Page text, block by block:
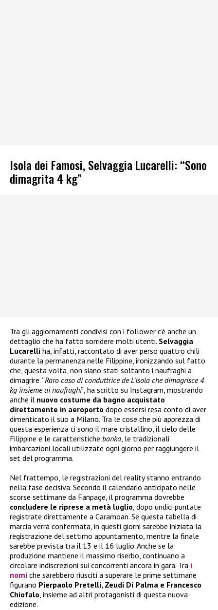
Isola dei Famosi, Selvaggia Lucarelli: “Sono
dimagrita 4 kg”
Tra gli aggiornamenti condivisi con i follower c’è anche un
dettaglio che ha fatto sorridere molti utenti. Selvaggia
Lucarelli ha, infatti, raccontato di aver perso quattro chili
durante la permanenza nelle Filippine, ironizzando sul fatto
che, questa volta, non siano stati soltanto i naufraghi a
dimagrire. “Raro caso di conduttrice de L’Isola che dimagrisce 4
kg insieme ai naufraghi“, ha scritto su Instagram, mostrando
anche il nuovo costume da bagno acquistato
direttamente in aeroporto dopo essersi resa conto di aver
dimenticato il suo a Milano. Tra le cose che più apprezza di
questa esperienza ci sono il mare cristallino, il cielo delle
Filippine e le caratteristiche banka, le tradizionali
imbarcazioni locali utilizzate ogni giorno per raggiungere il
set del programma.
Nel frattempo, le registrazioni del reality stanno entrando
nella fase decisiva. Secondo il calendario anticipato nelle
scorse settimane da Fanpage, il programma dovrebbe
concludere le riprese a metà luglio, dopo undici puntate
registrate direttamente a Caramoan. Se questa tabella di
marcia verrà confermata, in questi giorni sarebbe iniziata la
registrazione del settimo appuntamento, mentre la finale
sarebbe prevista tra il 13 e il 16 luglio. Anche se la
produzione mantiene il massimo riserbo, continuano a
circolare indiscrezioni sui concorrenti ancora in gara. Tra i
nomi che sarebbero riusciti a superare le prime settimane
figurano Pierpaolo Pretelli, Zeudi Di Palma e Francesco
Chiofalo, insieme ad altri protagonisti di questa nuova
edizione.